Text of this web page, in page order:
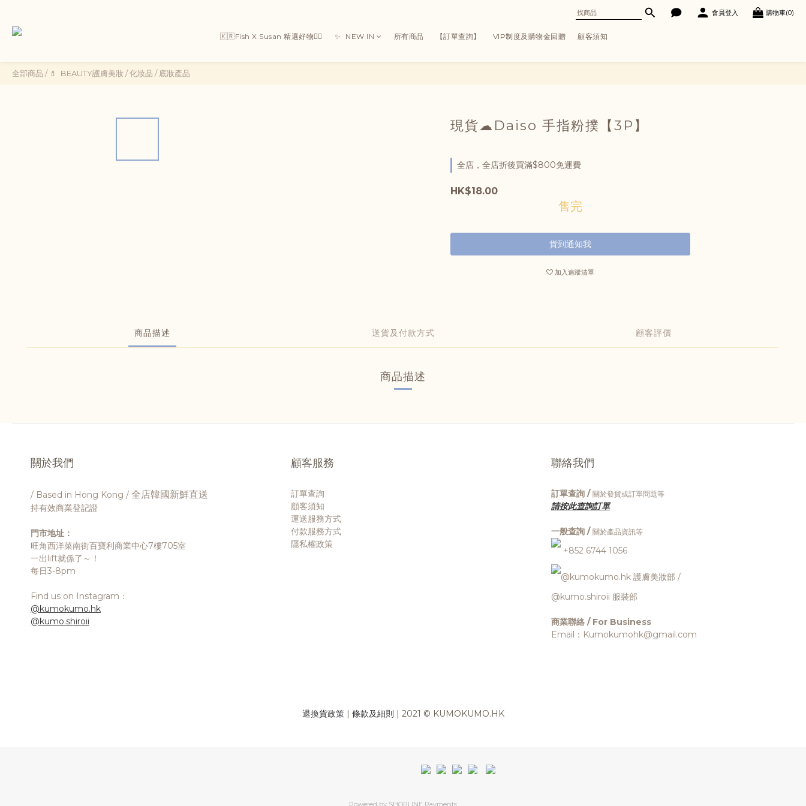
會員登入 購物車(0)
🇰🇷Fish X Susan 精選好物👯‍♀ ✨ ㅤ ㅤNEW IN 所有商品 【訂單查詢】 VIP制度及購物金回贈 顧客須知
全部商品 / 💄 ㅤ ㅤBEAUTY護膚美妝/化妝品 / 底妝產品
現貨☁Daiso 手指粉撲【3P】
全店，全店折後買滿$800免運費
HK$18.00
售完
貨到通知我
加入追蹤清單
商品描述 送貨及付款方式 顧客評價
商品描述
關於我們
/ Based in Hong Kong / 全店韓國新鮮直送
持有效商業登記證
門市地址：
旺角西洋菜南街百寶利商業中心7樓705室
一出lift就係了～！
每日3-8pm
Find us on Instagram：
@kumokumo.hk
@kumo.shiroii
顧客服務
訂單查詢
顧客須知
運送服務方式
付款服務方式
隱私權政策
聯絡我們
訂單查詢 / 關於發貨或訂單問題等
請按此查詢訂單
一般查詢 / 關於產品資訊等
+852 6744 1056
@kumokumo.hk 護膚美妝部 /
@kumo.shiroii 服裝部
商業聯絡 / For Business
Email：Kumokumohk@gmail.com
退換貨政策| 條款及細則 | 2021 © KUMOKUMO.HK
Powered by SHOPLINE Payments